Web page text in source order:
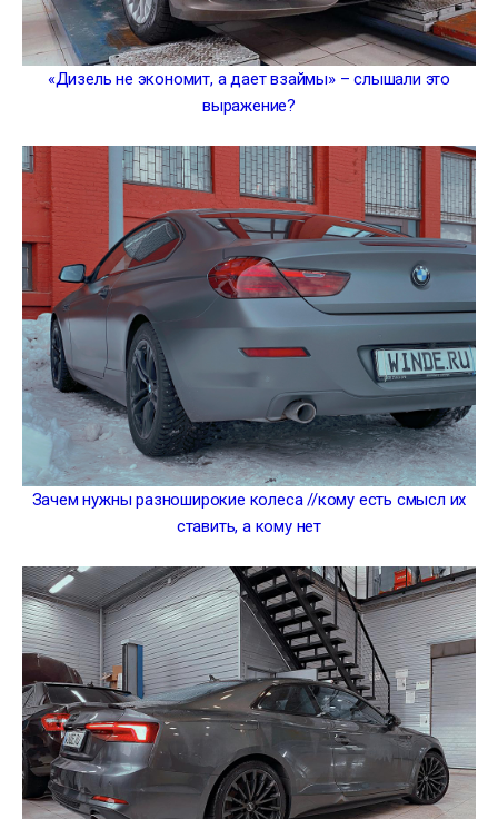
«Дизель не экономит, а дает взаймы» – слышали это
выражение?
Зачем нужны разноширокие колеса //кому есть смысл их
ставить, а кому нет